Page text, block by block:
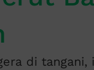
di tangani,